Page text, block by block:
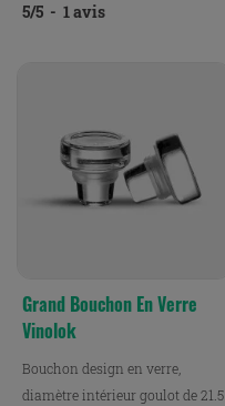
5/5 - 1avis
Grand Bouchon En Verre
Vinolok
Bouchon design en verre,
diamètre intérieur goulot de 21.5